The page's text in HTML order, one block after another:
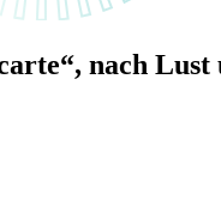
, nach Lust